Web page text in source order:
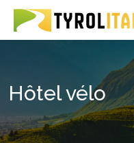
Hôtel vélo